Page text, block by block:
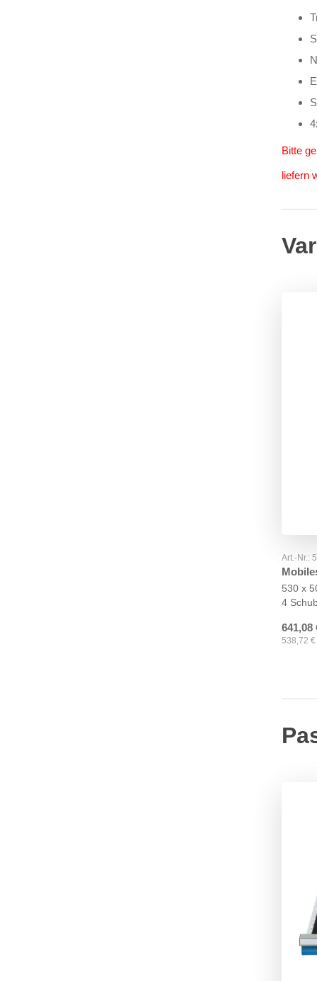
Bitte
liefern
Art.-Nr.:
530 x
4
641,08
538,72 €